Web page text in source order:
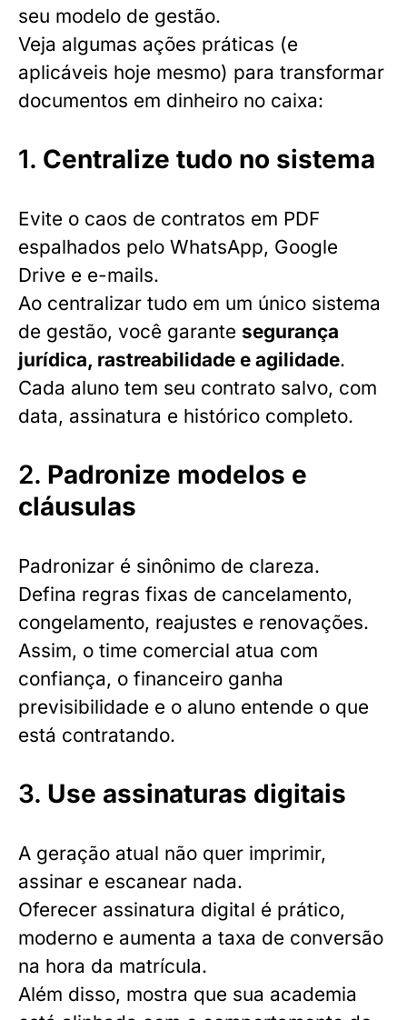
seu modelo de gestão.
Veja algumas ações práticas (e
aplicáveis hoje mesmo) para transformar
documentos em dinheiro no caixa:
1. Centralize tudo no sistema
Evite o caos de contratos em PDF
espalhados pelo WhatsApp, Google
Drive e e-mails.
Ao centralizar tudo em um único sistema
de gestão, você garante segurança
jurídica, rastreabilidade e agilidade.
Cada aluno tem seu contrato salvo, com
data, assinatura e histórico completo.
2. Padronize modelos e
cláusulas
Padronizar é sinônimo de clareza.
Defina regras fixas de cancelamento,
congelamento, reajustes e renovações.
Assim, o time comercial atua com
confiança, o financeiro ganha
previsibilidade e o aluno entende o que
está contratando.
3. Use assinaturas digitais
A geração atual não quer imprimir,
assinar e escanear nada.
Oferecer assinatura digital é prático,
moderno e aumenta a taxa de conversão
na hora da matrícula.
Além disso, mostra que sua academia